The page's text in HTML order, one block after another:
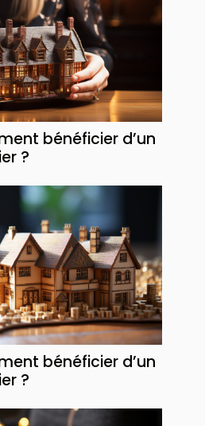
bénéficier d’un
?
bénéficier d’un
?